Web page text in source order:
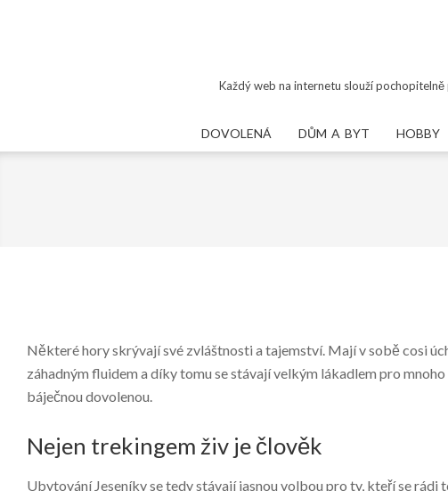
Každý web na internetu slouží pochopitelně
DOVOLENÁ DŮM A BYT HOBBY
Některé hory skrývají své zvláštnosti a tajemství. Mají v sobě cosi
záhadným fluidem a díky tomu se stávají velkým lákadlem pro
báječnou dovolenou.
Nejen trekingem živ je člověk
Ubytování Jeseníkyse tedy stávají jasnou volbou pro ty, kteří se